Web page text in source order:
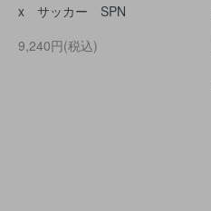
x サッカー SPN
9,240円(税込)